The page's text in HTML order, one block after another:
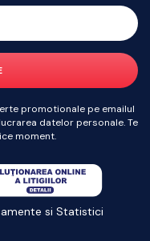
promotionale pe emailul
datelor personale. Te
moment.